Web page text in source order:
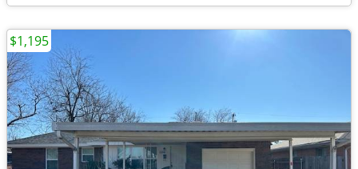
$1,195